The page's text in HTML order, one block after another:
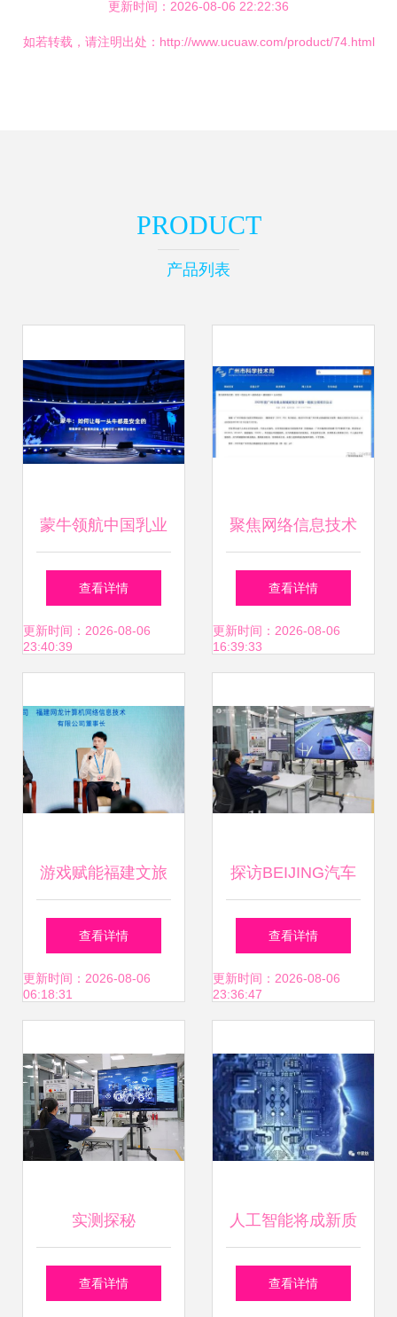
更新时间：2026-08-06 22:22:36
如若转载，请注明出处：http://www.ucuaw.com/product/74.html
PRODUCT
产品列表
蒙牛领航中国乳业
新基建 数字化转型
全方位升级产业链
查看详情
更新时间：2026-08-06
23:40:39
聚焦网络信息技术
突破 赛意信
息“2022年度广州
目正式获批立项
查看详情
更新时间：2026-08-06
16:39:33
游戏赋能福建文旅
专项计划启动，网
龙助力文旅“破”屏
查看详情
更新时间：2026-08-06
06:18:31
探访BEIJING汽车
新能源试验中心 技
术与研发的硬核之
查看详情
更新时间：2026-08-06
23:36:47
实测探秘
BEIJING-EU5续航
查看详情
人工智能将成新质
生产力，工信部加
查看详情